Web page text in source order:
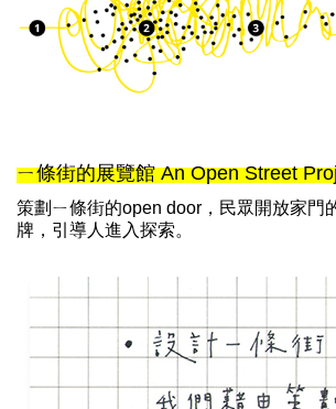
ㄧ條街的展覽館 An Open Street
策劃ㄧ條街的open door，民眾開放家門
牌，引導人進入探索。